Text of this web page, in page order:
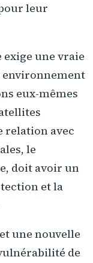
leur
une vraie
eux-mêmes
relation avec
le
doit avoir un
et la
une nouvelle
de